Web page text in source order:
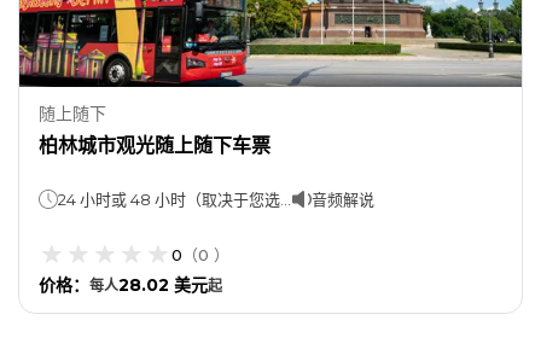
随上随下
柏林城市观光随上随下车票
24 小时或 48 小时（取决于您选择的选项）巴士之旅：一圈需要 2 小时 30 分钟。 音频解说
0 （0 ）
价格： 每人28.02 美元起